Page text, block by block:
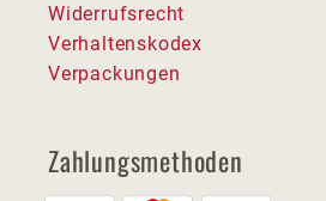
Widerrufsrecht
Verhaltenskodex
Verpackungen
Zahlungsmethoden